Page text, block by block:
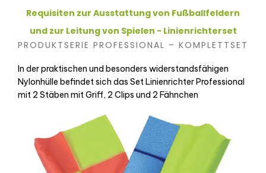
Requisiten zur Ausstattung von Fußballfeldern
und zur Leitung von Spielen - Linienrichterset
PRODUKTSERIE PROFESSIONAL – KOMPLETTSET
In der praktischen und besonders widerstandsfähigen
Nylonhülle befindet sich das Set Linienrichter Professional
mit 2 Stäben mit Griff, 2 Clips und 2 Fähnchen